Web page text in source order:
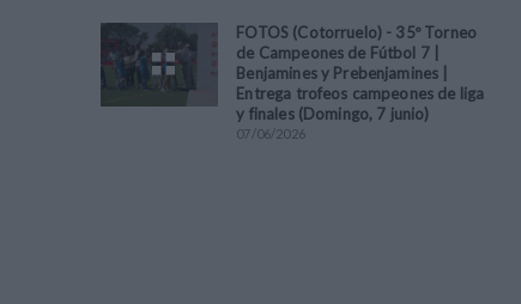
FOTOS (Cotorruelo) - 35º Torneo
de Campeones de Fútbol 7 |
Benjamines y Prebenjamines |
Entrega trofeos campeones de liga
y finales (Domingo, 7 junio)
07/06/2026